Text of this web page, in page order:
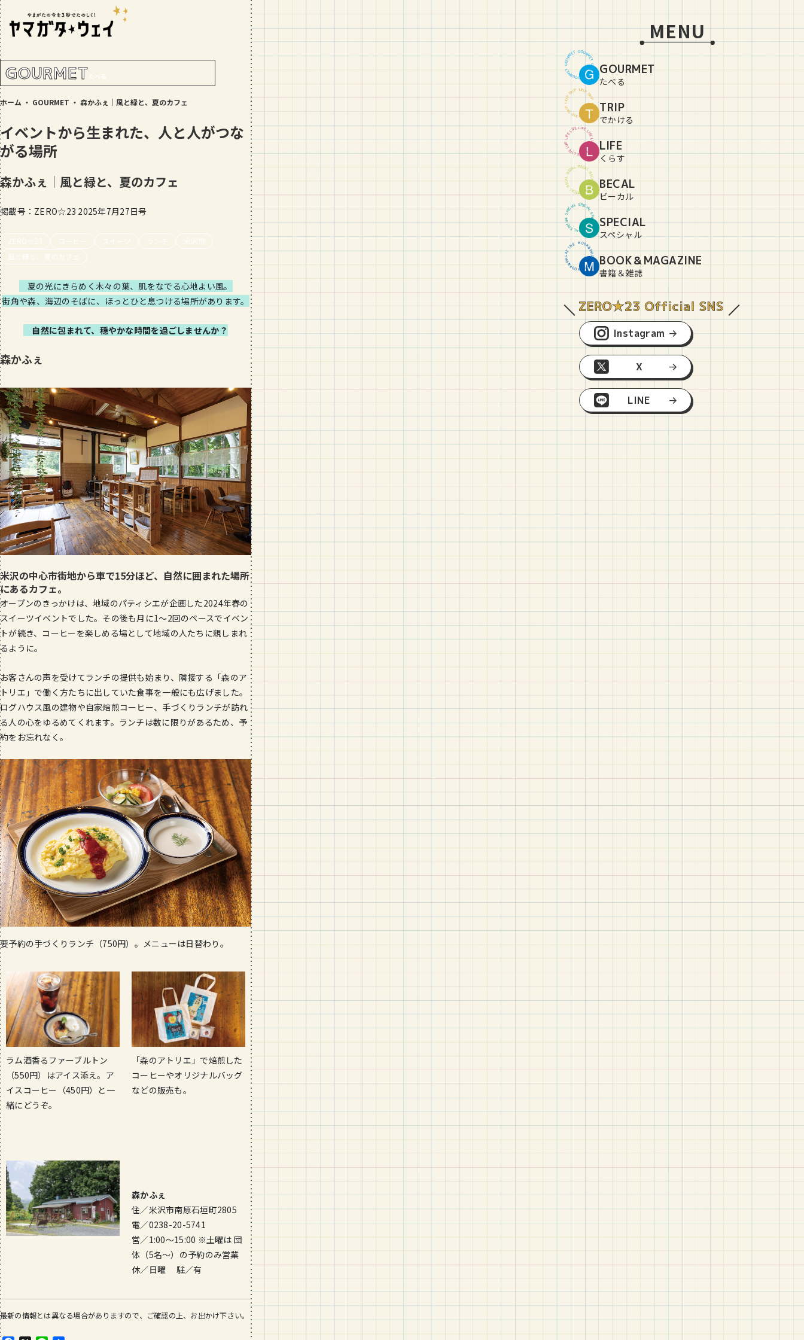
RANKING!
地元民が選ぶ山形県ラーメン人気店
GOURMET
ウェイが厳選
【お肉をやわらかくする方法10選】結
せセットも！
TRIP
【写真付き】山寺の階段はきつい？階
GOURMET
元民が選ぶランキングBEST５付き！
MENU
GOURME
T
G
O
U
R
M
E
T
G
O
U
R
M
E
T
G
O
U
RMET
GOURMET
たべる
TRIPT
RI
P
T
R
P
T
R
T
R
I
P
T
R
I
P
T
R
I
P
T
RIP
TRIP
でかける
LIFEL
IF
E
L
F
L
I
FE
F
E
L
I
F
E
L
I
F
E
L
IF
E
LIFE
LIFE
くらす
BECA
L
BE
C
A
L
B
E
C
A
B
E
C
A
L
B
E
C
A
L
BE
CAL
BECAL
ビーカル
SPECI
A
L
SP
E
C
A
L
S
P
CI
A
L
S
P
E
C
I
A
L
SP
E
CIAL
SPECIAL
スペシャル
BOOK
&M
A
G
A
Z
I
N
E
B
O
O
K
&
M
A
G
A
Z
I
NE
BOOK＆MAGAZINE
書籍＆雑誌
Instagram
X
LINE
GOURMET たべる
ホーム ・ GOURMET ・ 森かふぇ｜風と緑と、夏のカフェ
イベントから生まれた、人と人がつな
がる場所
森かふぇ｜風と緑と、夏のカフェ
掲載号：ZERO☆23 2025年7月27日号
ZERO☆23 コーヒー スイーツ ランチ
米沢市
風と緑と、夏のカフェ
夏の光にきらめく木々の葉、肌をなでる心地よい風。
街角や森、海辺のそばに、ほっとひと息つける場所があります。
自然に包まれて、穏やかな時間を過ごしませんか？
森かふぇ
米沢の中心市街地から車で15分ほど、自然に囲まれた場所
にあるカフェ。
オープンのきっかけは、地域のパティシエが企画した2024年春の
スイーツイベントでした。その後も月に1〜2回のペースでイベン
トが続き、コーヒーを楽しめる場として地域の人たちに親しまれ
るように。
お客さんの声を受けてランチの提供も始まり、隣接する「森のア
トリエ」で働く方たちに出していた食事を一般にも広げました。
ログハウス風の建物や自家焙煎コーヒー、手づくりランチが訪れ
る人の心をゆるめてくれます。ランチは数に限りがあるため、予
約をお忘れなく。
要予約の手づくりランチ（750円）。メニューは日替わり。
ラム酒香るファーブルトン
（550円）はアイス添え。ア
イスコーヒー（450円）と一
緒にどうぞ。
「森のアトリエ」で焙煎した
コーヒーやオリジナルバッグ
などの販売も。
森かふぇ
住／米沢市南原石垣町2805
電／0238-20-5741
営／1:00～15:00 ※土曜は 団
体（5名〜）の予約のみ営業
休／日曜 駐／有
最新の情報とは異なる場合がありますので、ご確認の上、お出かけ下さい。